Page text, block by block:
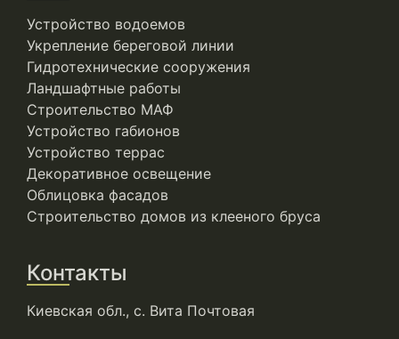
Устройство водоемов
Укрепление береговой линии
Гидротехнические сооружения
Ландшафтные работы
Строительство МАФ
Устройство габионов
Устройство террас
Декоративное освещение
Облицовка фасадов
Строительство домов из клееного бруса
Контакты
Киевская обл., с. Вита Почтовая